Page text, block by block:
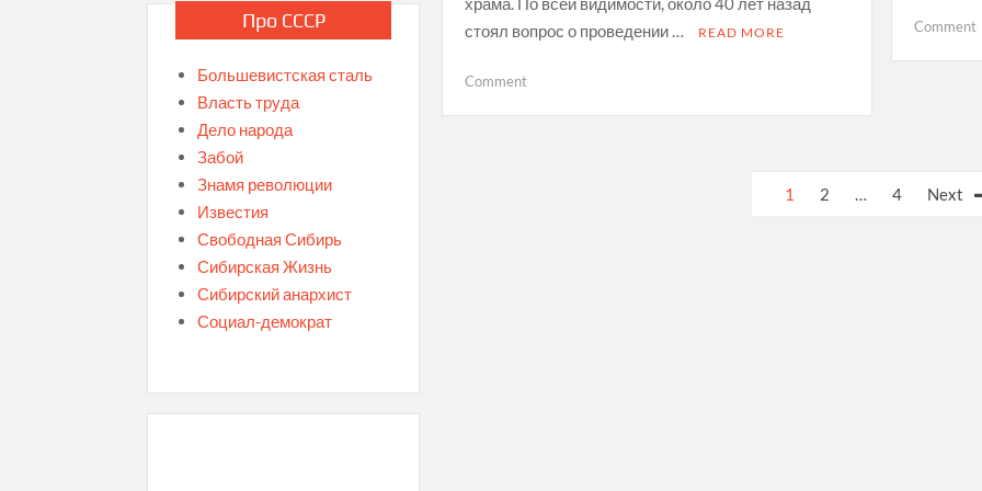
стоял вопрос о проведении …
READ MORE
Commenton
Commenton
1 2 … 4 Next
Про СССР
Большевистская сталь
Власть труда
Дело народа
Забой
Знамя революции
Известия
Свободная Сибирь
Сибирская Жизнь
Сибирский анархист
Социал-демократ